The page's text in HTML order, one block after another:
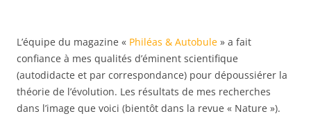
L’équipe du magazine « Philéas & Autobule » a fait
confiance à mes qualités d’éminent scientifique
(autodidacte et par correspondance) pour dépoussiérer la
théorie de l’évolution. Les résultats de mes recherches
dans l’image que voici (bientôt dans la revue « Nature »).